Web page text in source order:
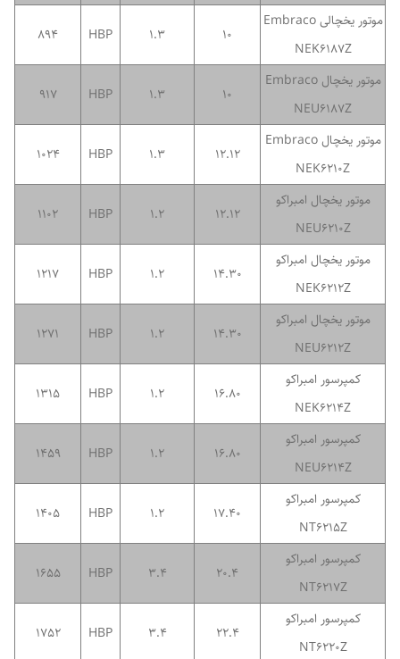
موتور یخچالی Embraco
NEK6187Z
10
1.3
HBP
894
موتور یخچال Embraco
NEU6187Z
10
1.3
HBP
917
موتور یخچال Embraco
NEK6210Z
12.12
1.3
HBP
1024
موتور یخچال امبراکو
NEU6210Z
12.12
1.2
HBP
1102
موتور یخچال امبراکو
NEK6212Z
14.30
1.2
HBP
1217
موتور یخچال امبراکو
NEU6212Z
14.30
1.2
HBP
1271
کمپرسور امبراکو
NEK6214Z
16.80
1.2
HBP
1315
کمپرسور امبراکو
NEU6214Z
16.80
1.2
HBP
1459
کمپرسور امبراکو
NT6215Z
17.40
1.2
HBP
1405
کمپرسور امبراکو
NT6217Z
20.4
3.4
HBP
1655
کمپرسور امبراکو
NT6220Z
22.4
3.4
HBP
1752